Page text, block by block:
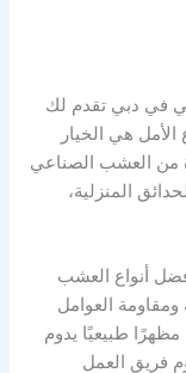
في دبي تقدم لك
هي الخيار
من العشب الصناعي
المنزلية،
أنواع العشب
ومقاومة العوامل
طبيعيًا يدوم
فريق العمل